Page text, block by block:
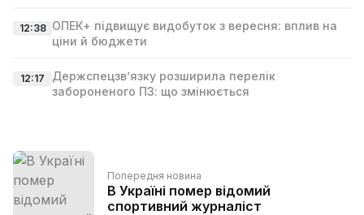
12:38 ОПЕК+ підвищує видобуток з вересня: вплив на
ціни й бюджети
12:17
Держспецзв’язку розширила перелік
забороненого ПЗ: що змінюється
Попередня новина
В Україні помер відомий
спортивний журналіст